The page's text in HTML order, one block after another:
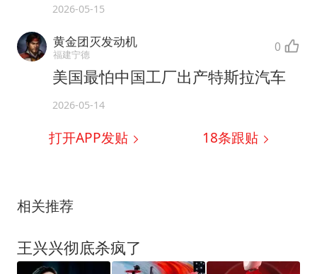
2026-05-15
黄金团灭发动机
福建宁德 0
美国最怕中国工厂出产特斯拉汽车
2026-05-14
打开APP发贴 18条跟贴
相关推荐
王兴兴彻底杀疯了